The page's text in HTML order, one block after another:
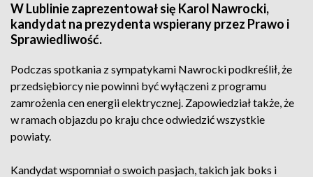
W Lublinie zaprezentował się Karol Nawrocki,
kandydat na prezydenta wspierany przez Prawo i
Sprawiedliwość.
Podczas spotkania z sympatykami Nawrocki podkreślił, że
przedsiębiorcy nie powinni być wyłączeni z programu
zamrożenia cen energii elektrycznej. Zapowiedział także, że
w ramach objazdu po kraju chce odwiedzić wszystkie
powiaty.
Kandydat wspomniał o swoich pasjach, takich jak boks i